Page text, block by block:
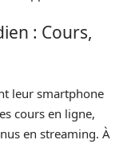
: Cours,
leur smartphone
cours en ligne,
en streaming. À